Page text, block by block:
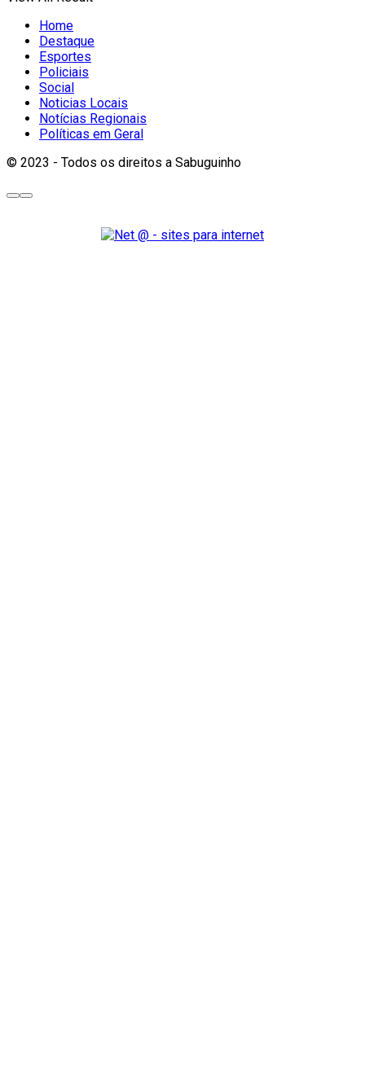
Home
Destaque
Esportes
Policiais
Social
Noticias Locais
Notícias Regionais
Políticas em Geral
© 2023 - Todos os direitos a Sabuguinho